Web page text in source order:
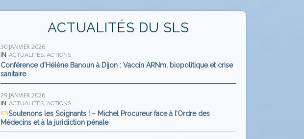
ACTUALITÉS DU SLS
30 JANVIER 2026
IN ACTUALITÉS,ACTIONS
Conférence d’Hélène Banoun à Dijon : Vaccin ARNm, biopolitique et crise
sanitaire
29 JANVIER 2026
IN ACTUALITÉS,ACTIONS
Soutenons les Soignants ! – Michel Procureur face à l’Ordre des
Médecins et à la juridiction pénale